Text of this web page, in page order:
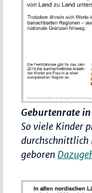
Geburtenrate
So viele Kinder
durchschnittlich
geboren